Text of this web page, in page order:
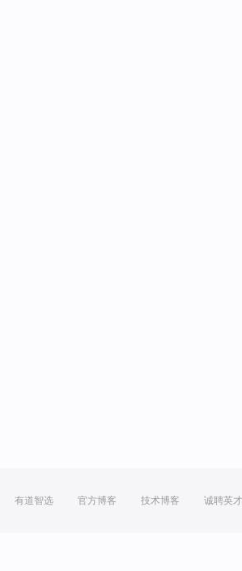
有道智选 官方博客 技术博客 诚聘英才